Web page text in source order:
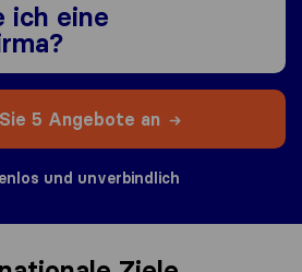
ich eine
5 Angebote an
und unverbindlich